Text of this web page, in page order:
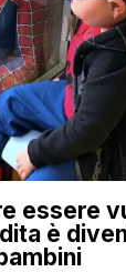
essere
è